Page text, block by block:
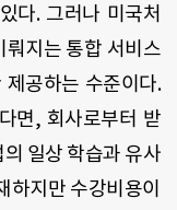
다. 그러나 미국처
지는 통합 서비스
공하는 수준이다.
면, 회사로부터 받
일상 학습과 유사
지만 수강비용이